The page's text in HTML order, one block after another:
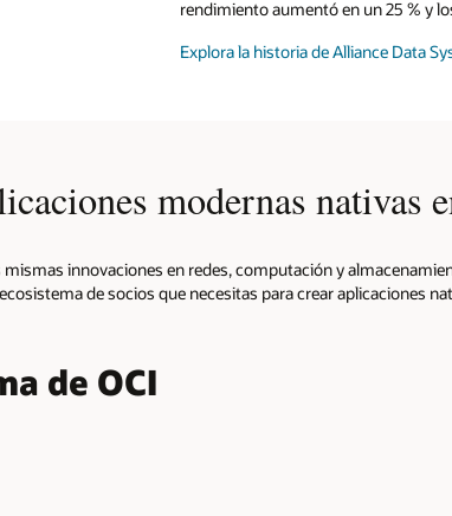
rendimiento aumentó en un 25 % y
Explora la historia de Alliance Data
modernas nativas
innovaciones en redes, computación y
de socios que necesitas para crear aplicaciones
de OCI